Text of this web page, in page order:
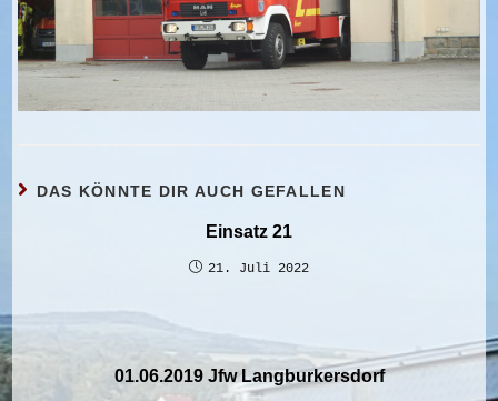
DAS KÖNNTE DIR AUCH GEFALLEN
Einsatz 21
21. Juli 2022
01.06.2019 Jfw Langburkersdorf